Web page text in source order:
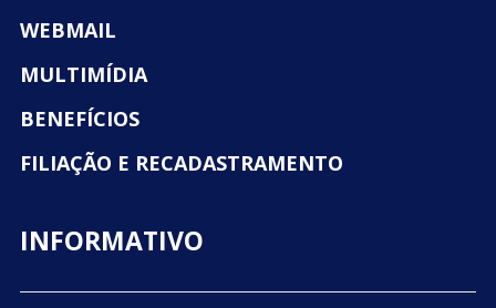
WEBMAIL
MULTIMÍDIA
BENEFÍCIOS
FILIAÇÃO E RECADASTRAMENTO
INFORMATIVO